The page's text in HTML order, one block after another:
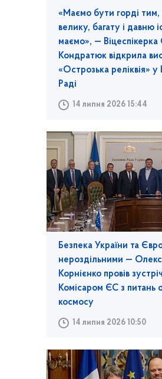
«Маємо бути горді тим,
велику, багату і давню
маємо», —
Кондратюк відкрила
«Острозька реліквія» у
Раді
14 липня 2026 15:44
Безпека України та
нероздільними —
Корнієнко провів зустріч
Комісаром ЄС з питань
космосу
14 липня 2026 10:50